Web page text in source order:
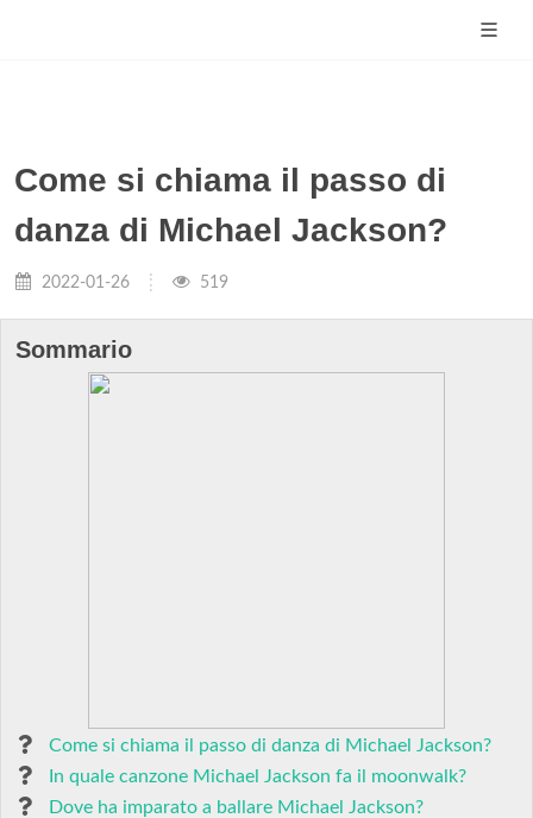
Come si chiama il passo di
danza di Michael Jackson?
2022-01-26 519
Sommario
Come si chiama il passo di danza di Michael Jackson?
In quale canzone Michael Jackson fa il moonwalk?
Dove ha imparato a ballare Michael Jackson?